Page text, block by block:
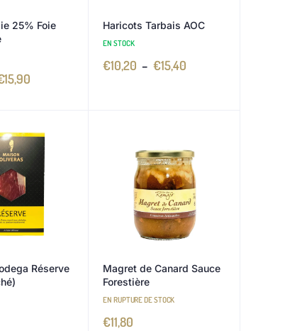
25% Foie
15,90
Haricots Tarbais AOC
EN STOCK
€10,20 – €15,40
Réserve
Magret de Canard Sauce
Forestière
EN RUPTURE DE STOCK
€11,80